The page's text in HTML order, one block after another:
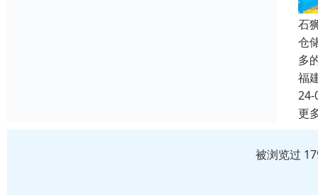
石
仓
多
福
24-
更
被浏览过